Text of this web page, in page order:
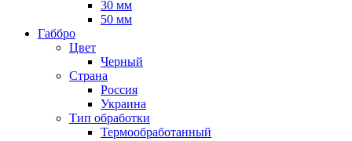
30 мм
50 мм
Габбро
Цвет
Черный
Страна
Россия
Украина
Тип обработки
Термообработанный